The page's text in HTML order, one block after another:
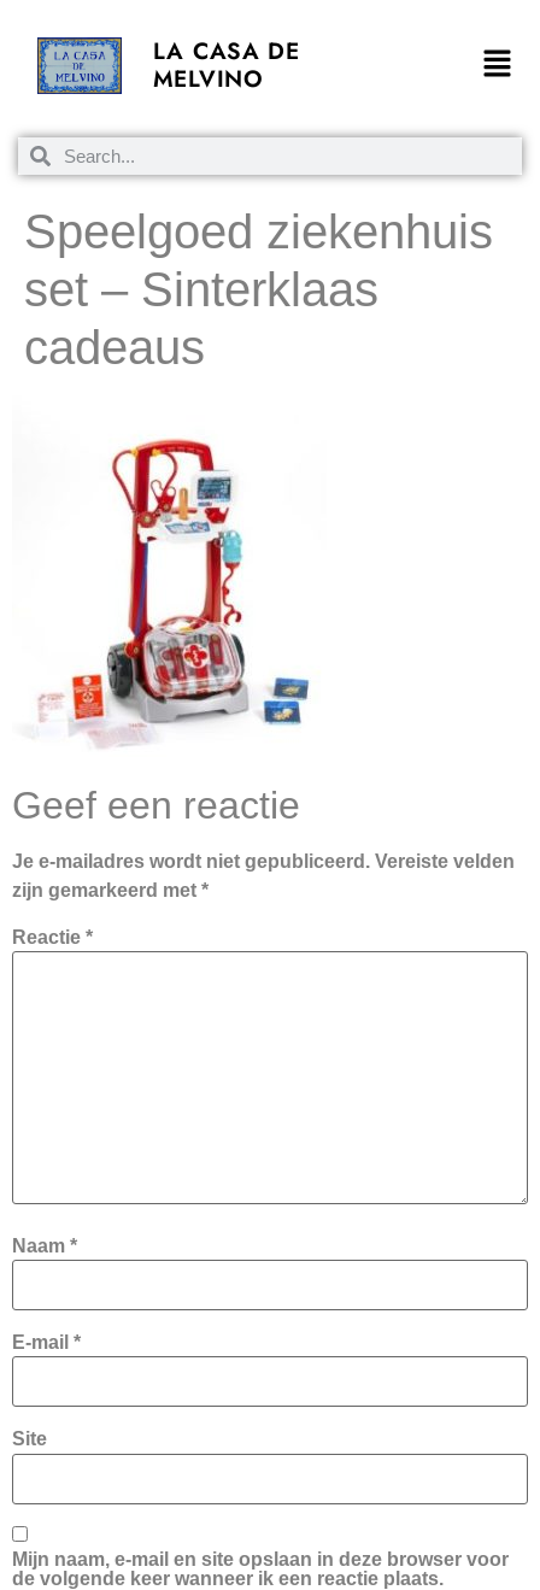
LA CASA DE
MELVINO
Speelgoed ziekenhuis
set – Sinterklaas
cadeaus
Geef een reactie
Je e-mailadres wordt niet gepubliceerd. Vereiste velden
zijn gemarkeerd met *
Reactie *
Naam *
E-mail *
Site
Mijn naam, e-mail en site opslaan in deze browser voor
de volgende keer wanneer ik een reactie plaats.